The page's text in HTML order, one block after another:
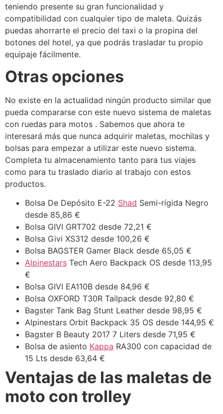
teniendo presente su gran funcionalidad y
compatibilidad con cualquier tipo de maleta. Quizás
puedas ahorrarte el precio del taxi o la propina del
botones del hotel, ya que podrás trasladar tu propio
equipaje fácilmente.
Otras opciones
No existe en la actualidad ningún producto similar que
pueda compararse con este nuevo sistema de maletas
con ruedas para motos . Sabemos que ahora te
interesará más que nunca adquirir maletas, mochilas y
bolsas para empezar a utilizar este nuevo sistema.
Completa tu almacenamiento tanto para tus viajes
como para tu traslado diario al trabajo con estos
productos.
Bolsa De Depósito E-22 Shad Semi-rígida Negro
desde 85,86 €
Bolsa GIVI GRT702 desde 72,21 €
Bolsa Givi XS312 desde 100,26 €
Bolsa BAGSTER Gamer Black desde 65,05 €
Alpinestars Tech Aero Backpack OS desde 113,95
€
Bolsa GIVI EA110B desde 84,96 €
Bolsa OXFORD T30R Tailpack desde 92,80 €
Bagster Tank Bag Stunt Leather desde 98,95 €
Alpinestars Orbit Backpack 35 OS desde 144,95 €
Bagster B Beauty 2017 7 Liters desde 71,95 €
Bolsa de asiento Kappa RA300 con capacidad de
15 Lts desde 63,64 €
Ventajas de las maletas de
moto con trolley